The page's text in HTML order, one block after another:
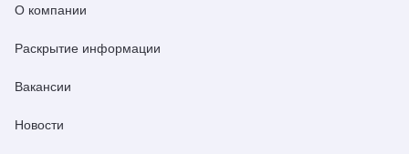
О компании
Раскрытие информации
Вакансии
Новости